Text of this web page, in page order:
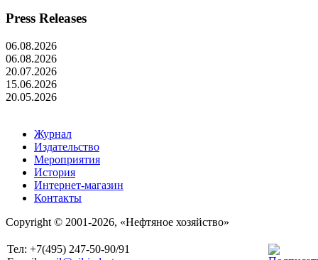
Press Releases
06.08.2026
06.08.2026
20.07.2026
15.06.2026
20.05.2026
Журнал
Издательство
Мероприятия
История
Интернет-магазин
Контакты
Copyright © 2001-2026, «Нефтяное хозяйство»
Тел: +7(495) 247-50-90/91